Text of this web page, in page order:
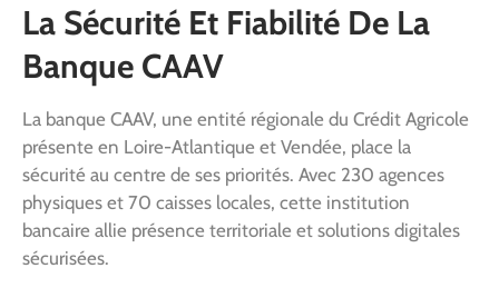
La Sécurité Et Fiabilité De La
Banque CAAV
La banque CAAV, une entité régionale du Crédit Agricole
présente en Loire-Atlantique et Vendée, place la
sécurité au centre de ses priorités. Avec 230 agences
physiques et 70 caisses locales, cette institution
bancaire allie présence territoriale et solutions digitales
sécurisées.